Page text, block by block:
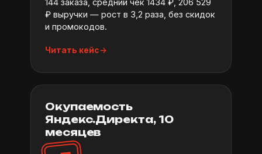
144 заказа, средний чек 1434 ₽, 206 529
₽ выручки — рост в 3,2 раза, без скидок
и промокодов.
Читать кейс
Окупаемость
Яндекс.Директа, 10
месяцев